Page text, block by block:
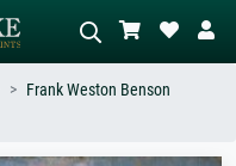
Frank Weston Benson